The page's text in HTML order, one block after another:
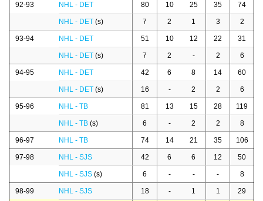
92-93 NHL - DET 80 10 25 35 74
NHL - DET (s) 7 2 1 3 2
93-94 NHL - DET 51 10 12 22 31
NHL - DET (s) 7 2 - 2 6
94-95 NHL - DET 42 6 8 14 60
NHL - DET (s) 16 - 2 2 6
95-96 NHL - TB 81 13 15 28 119
NHL - TB (s) 6 - 2 2 8
96-97 NHL - TB 74 14 21 35 106
97-98 NHL - SJS 42 6 6 12 50
NHL - SJS (s) 6 - - - 8
98-99 NHL - SJS 18 - 1 1 29